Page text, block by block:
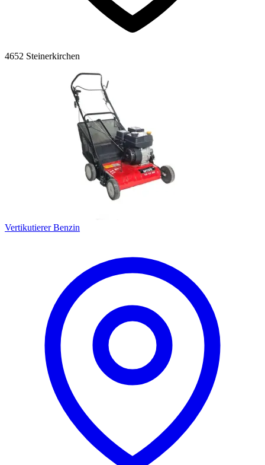
4652 Steinerkirchen
Vertikutierer Benzin